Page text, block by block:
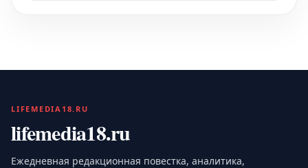
LIFEMEDIA18.RU
lifemedia18.ru
Ежедневная редакционная повестка, аналитика,